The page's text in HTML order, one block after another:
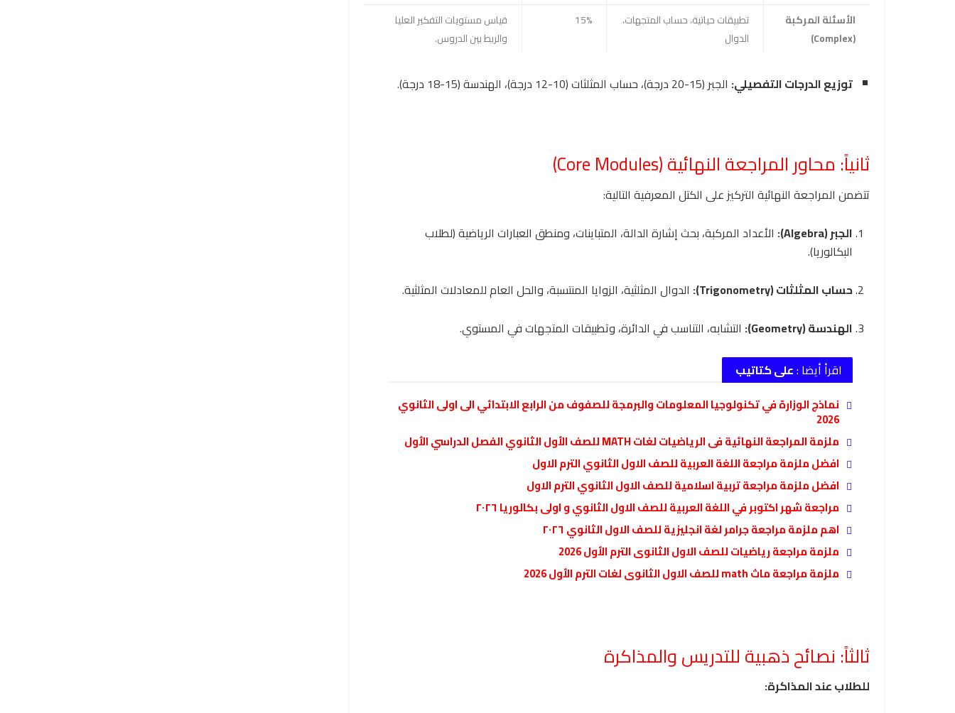
الأسئلة المركبة
(Complex)
تطبيقات حياتية، حساب المتجهات،
الدوال
15%
قياس مستويات التفكير العليا
والربط بين الدروس.
توزيع الدرجات التفصيلي: الجبر (15-20 درجة)، حساب المثلثات (10-12 درجة)، الهندسة (15-18 درجة).
ثانياً: محاور المراجعة النهائية (Core Modules)
تتضمن المراجعة النهائية التركيز على الكتل المعرفية التالية:
الجبر (Algebra):
الأعداد المركبة، بحث إشارة الدالة، المتباينات، ومنطق العبارات الرياضية (لطلاب
البكالوريا).
حساب المثلثات (Trigonometry):
الدوال المثلثية، الزوايا المنتسبة، والحل العام للمعادلات المثلثية.
الهندسة (Geometry):
التشابه، التناسب في الدائرة، وتطبيقات المتجهات في المستوي.
اقرأ أيضا :على كتاتيب
نماذج الوزارة في تكنولوجيا المعلومات والبرمجة للصفوف من الرابع الابتدائي الى اولى الثانوي
2026
ملزمة المراجعة النهائية فى الرياضيات لغات MATH للصف الأول الثانوي الفصل الدراسي الأول
افضل ملزمة مراجعة اللغة العربية للصف الاول الثانوي الترم الاول
افضل ملزمة مراجعة تربية اسلامية للصف الاول الثانوي الترم الاول
مراجعة شهر اكتوبر في اللغة العربية للصف الاول الثانوي و اولى بكالوريا ٢٠٢٦
اهم ملزمة مراجعة جرامر لغة انجليزية للصف الاول الثانوي ٢٠٢٦
ملزمة مراجعة رياضيات للصف الاول الثانوى الترم الأول 2026
ملزمة مراجعة ماث math للصف الاول الثانوى لغات الترم الأول 2026
ثالثاً: نصائح ذهبية للتدريس والمذاكرة
للطلاب عند المذاكرة: